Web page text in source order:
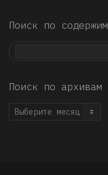
Поиск по
Поиск по архивам
Поиск